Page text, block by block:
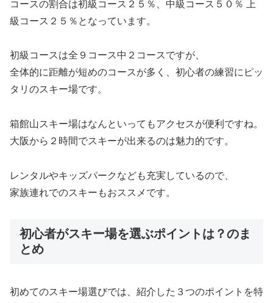
コースの割合は初級コース２５％、中級コース５０％ 上
級コース２５％となっています。
初級コースは全９コース中２コースですが、
全体的に距離が短めのコースが多く、初心者の練習にピッ
タリのスキー場です。
箱館山スキー場はなんといってもアクセスが便利ですね。
大阪から２時間でスキーが出来るのは魅力的です。
レンタルやキッズパークなども充実しているので、
家族連れでのスキーもおススメです。
初心者がスキー場を選ぶポイントは？のま
とめ
初めてのスキー場選びでは、紹介した３つのポイントを特